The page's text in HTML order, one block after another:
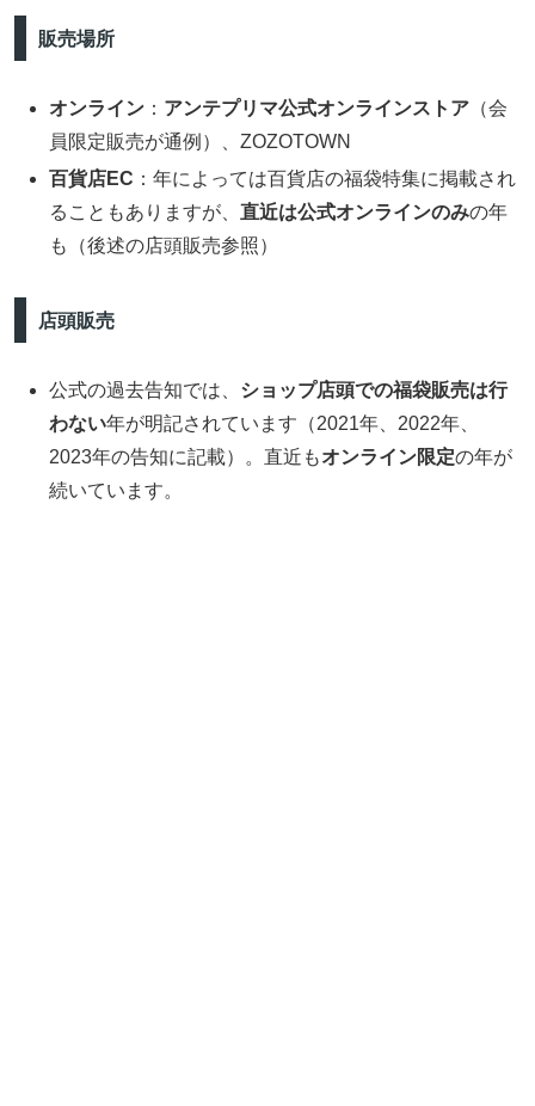
販売場所
オンライン ： アンテプリマ公式オンラインストア （会
員限定販売が通例）、ZOZOTOWN
百貨店EC ：年によっては百貨店の福袋特集に掲載され
ることもありますが、直近は公式オンラインのみの年
も（後述の店頭販売参照）
店頭販売
公式の過去告知では、 ショップ店頭での福袋販売は行
わない年が明記されています（2021年、2022年、
2023年の告知に記載）。直近もオンライン限定の年が
続いています。